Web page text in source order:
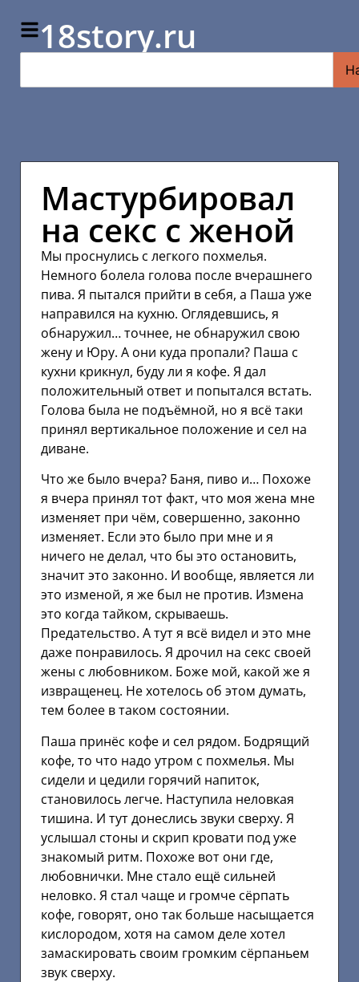
18story.ru
Мастурбировал
на секс с женой
Мы проснулись с легкого похмелья.
Немного болела голова после вчерашнего
пива. Я пытался прийти в себя, а Паша уже
направился на кухню. Оглядевшись, я
обнаружил… точнее, не обнаружил свою
жену и Юру. А они куда пропали? Паша с
кухни крикнул, буду ли я кофе. Я дал
положительный ответ и попытался встать.
Голова была не подъёмной, но я всё таки
принял вертикальное положение и сел на
диване.
Что же было вчера? Баня, пиво и… Похоже
я вчера принял тот факт, что моя жена мне
изменяет при чём, совершенно, законно
изменяет. Если это было при мне и я
ничего не делал, что бы это остановить,
значит это законно. И вообще, является ли
это изменой, я же был не против. Измена
это когда тайком, скрываешь.
Предательство. А тут я всё видел и это мне
даже понравилось. Я дрочил на секс своей
жены с любовником. Боже мой, какой же я
извращенец. Не хотелось об этом думать,
тем более в таком состоянии.
Паша принёс кофе и сел рядом. Бодрящий
кофе, то что надо утром с похмелья. Мы
сидели и цедили горячий напиток,
становилось легче. Наступила неловкая
тишина. И тут донеслись звуки сверху. Я
услышал стоны и скрип кровати под уже
знакомый ритм. Похоже вот они где,
любовнички. Мне стало ещё сильней
неловко. Я стал чаще и громче сёрпать
кофе, говорят, оно так больше насыщается
кислородом, хотя на самом деле хотел
замаскировать своим громким сёрпаньем
звук сверху.